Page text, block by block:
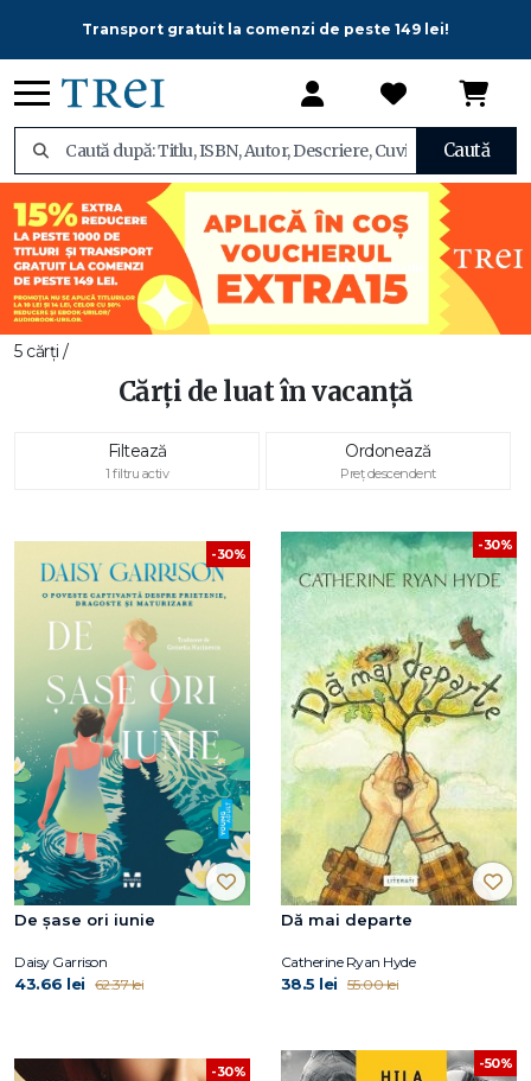
Transport gratuit la comenzi de peste 149 lei!
Caută
5 cărți /
Cărți de luat în vacanță
Filtează
1 filtru activ
Ordonează
Preț descendent
-30%
De șase ori iunie
Daisy Garrison
43.66 lei 62.37 lei
-30%
Dă mai departe
Catherine Ryan Hyde
38.5 lei 55.00 lei
-30% -50%